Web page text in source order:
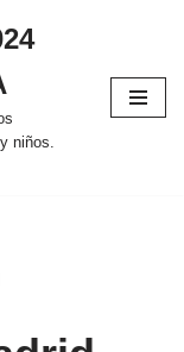
niños.